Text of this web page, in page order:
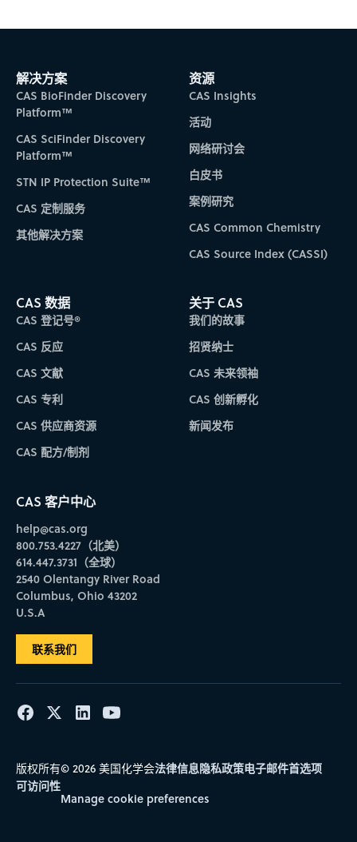
解决方案
CAS BioFinder Discovery
Platform™
CAS SciFinder Discovery
Platform™
STN IP Protection Suite™
CAS 定制服务
其他解决方案
资源
CAS Insights
活动
网络研讨会
白皮书
案例研究
CAS Common Chemistry
CAS Source Index (CASSI)
CAS 数据
CAS 登记号®
CAS 反应
CAS 文献
CAS 专利
CAS 供应商资源
CAS 配方/制剂
关于 CAS
我们的故事
招贤纳士
CAS 未来领袖
CAS 创新孵化
新闻发布
CAS 客户中心
help@cas.org
800.753.4227（北美）
614.447.3731（全球）
2540 Olentangy River Road
Columbus, Ohio 43202
U.S.A
联系我们
版权所有© 2026 美国化学会法律信息隐私政策电子邮件首选项
可访问性
Manage cookie preferences